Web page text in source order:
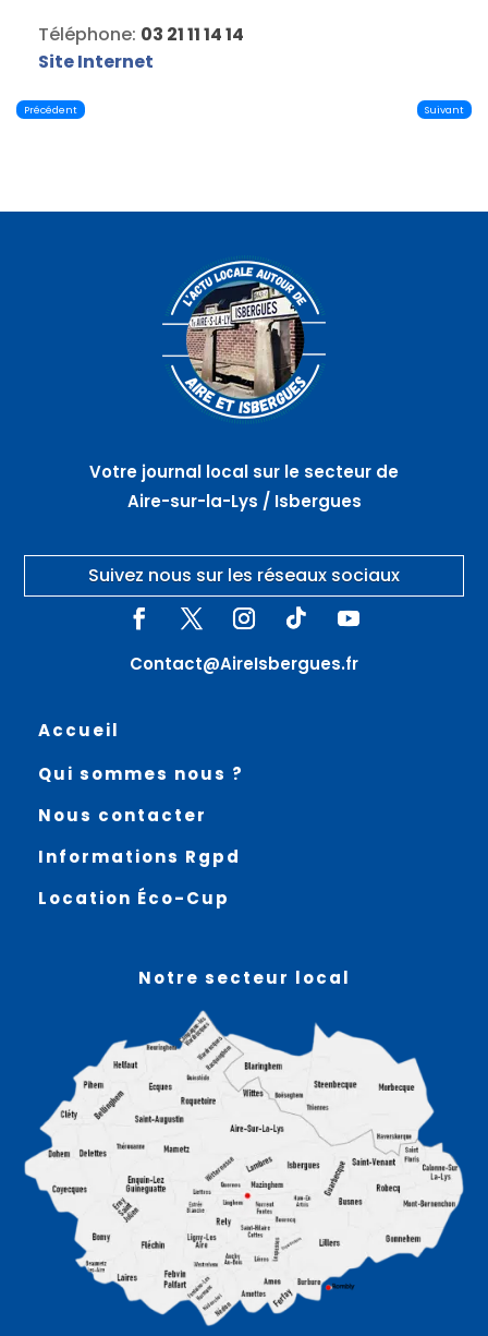
Téléphone: 03 21 11 14 14
Site Internet
Précédent Suivant
Votre journal local sur le secteur de
Aire-sur-la-Lys / Isbergues
Suivez nous sur les réseaux sociaux
Contact@AireIsbergues.fr
Accueil
Qui sommes nous ?
Nous contacter
Informations Rgpd
Location Éco-Cup
Notre secteur local